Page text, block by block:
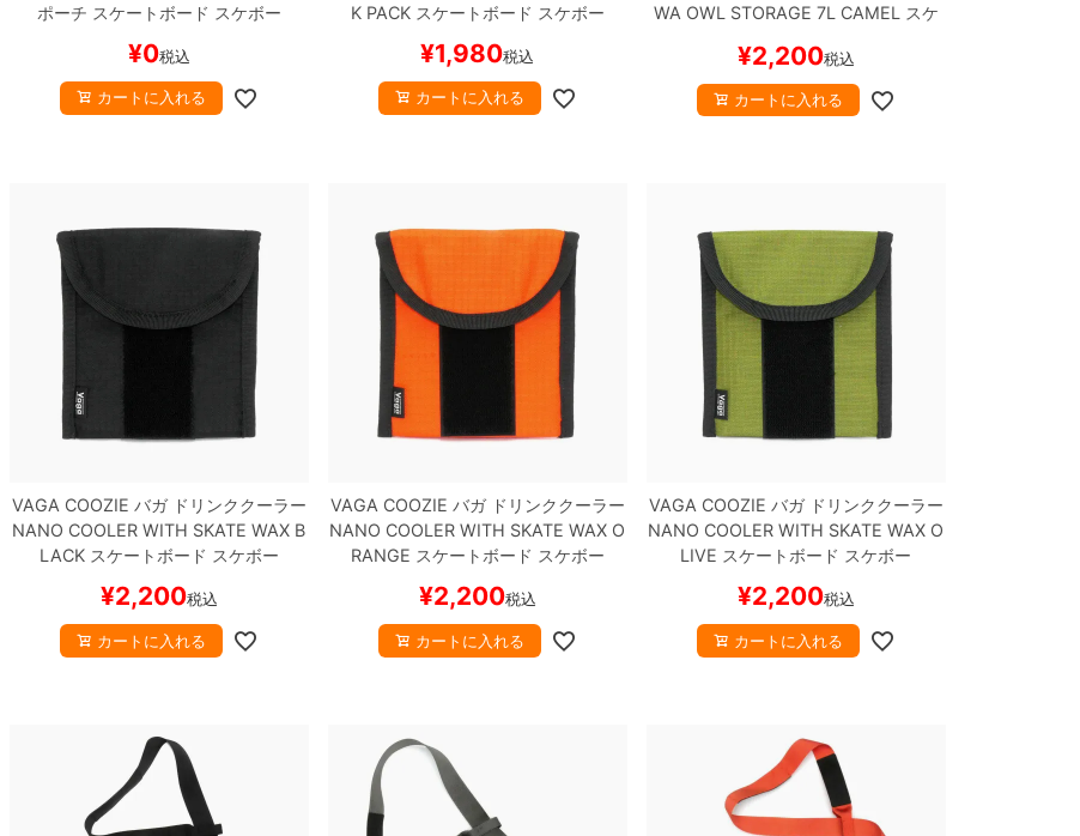
ポーチ スケートボード スケボー
¥0税込
カートに入れる
K PACKスケートボード スケボー
¥1,980税込
カートに入れる
WA OWL STORAGE 7L CAMEL
スケ
¥2,200税込
カートに入れる
VAGA COOZIE バガドリンククーラー
NANO COOLER WITH SKATE WAX B
LACKスケートボード スケボー
¥2,200税込
カートに入れる
VAGA COOZIE バガドリンククーラー
NANO COOLER WITH SKATE WAX O
RANGE スケートボード スケボー
¥2,200税込
カートに入れる
VAGA COOZIE バガドリンククーラー
NANO COOLER WITH SKATE WAX O
LIVE スケートボード スケボー
¥2,200税込
カートに入れる